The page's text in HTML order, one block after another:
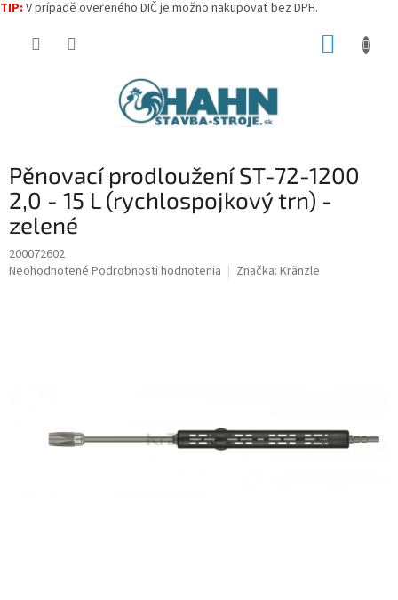
TIP: V prípadě overeného DIČ je možno nakupovať bez DPH.
Pěnovací prodloužení ST-72-1200
2,0 - 15 L (rychlospojkový trn) -
zelené
200072602
Priemerné
Neohodnotené Podrobnosti hodnotenia Značka: Kränzle